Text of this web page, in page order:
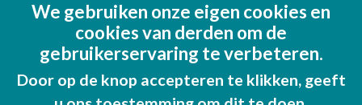
Fondo Europeo de Desarrollo Regional
(FEDER)
Una manera de hacer EUROPA
We gebruiken onze eigen cookies en
cookies van derden om de
gebruikerservaring te verbeteren.
Door op de knop accepteren te klikken, geeft